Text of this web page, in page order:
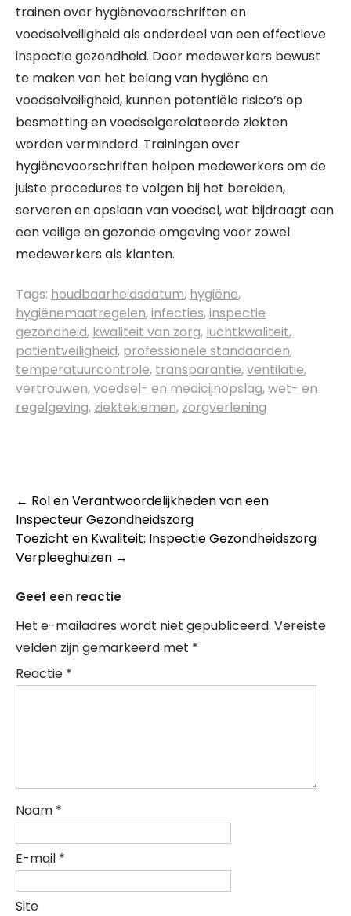
trainen over hygiënevoorschriften en
voedselveiligheid als onderdeel van een effectieve
inspectie gezondheid. Door medewerkers bewust
te maken van het belang van hygiëne en
voedselveiligheid, kunnen potentiële risico’s op
besmetting en voedselgerelateerde ziekten
worden verminderd. Trainingen over
hygiënevoorschriften helpen medewerkers om de
juiste procedures te volgen bij het bereiden,
serveren en opslaan van voedsel, wat bijdraagt aan
een veilige en gezonde omgeving voor zowel
medewerkers als klanten.
Tags: houdbaarheidsdatum, hygiëne,
hygiënemaatregelen,infecties,inspectie
gezondheid, kwaliteit van zorg, luchtkwaliteit,
patiëntveiligheid, professionele standaarden,
temperatuurcontrole, transparantie,ventilatie,
vertrouwen,voedsel- en medicijnopslag,wet- en
regelgeving, ziektekiemen, zorgverlening
Post
navigation
← Rol en Verantwoordelijkheden van een
Inspecteur Gezondheidszorg
Toezicht en Kwaliteit: Inspectie Gezondheidszorg
Verpleeghuizen →
Geef een reactie
Het e-mailadres wordt niet gepubliceerd. Vereiste
velden zijn gemarkeerd met *
Reactie *
Naam *
E-mail *
Site